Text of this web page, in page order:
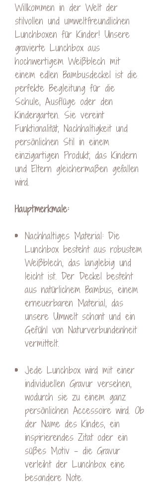
Willkommen in der Welt der
stilvollen und umweltfreundlichen
Lunchboxen für Kinder! Unsere
gravierte Lunchbox aus
hochwertigem Weißblech mit
einem edlen Bambusdeckel ist die
perfekte Begleitung für die
Schule, Ausflüge oder den
Kindergarten. Sie vereint
Funktionalität, Nachhaltigkeit und
persönlichen Stil in einem
einzigartigen Produkt, das Kindern
und Eltern gleichermaßen gefallen
wird.
Hauptmerkmale:
Nachhaltiges Material: Die
Lunchbox besteht aus robustem
Weißblech, das langlebig und
leicht ist. Der Deckel besteht
aus natürlichem Bambus, einem
erneuerbaren Material, das
unsere Umwelt schont und ein
Gefühl von Naturverbundenheit
vermittelt.
Jede Lunchbox wird mit einer
individuellen Gravur versehen,
wodurch sie zu einem ganz
persönlichen Accessoire wird. Ob
der Name des Kindes, ein
inspirierendes Zitat oder ein
süßes Motiv - die Gravur
verleiht der Lunchbox eine
besondere Note.